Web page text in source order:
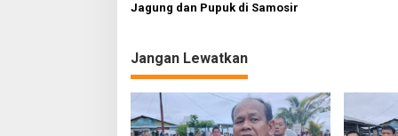
Jagung dan Pupuk di Samosir
Jangan Lewatkan